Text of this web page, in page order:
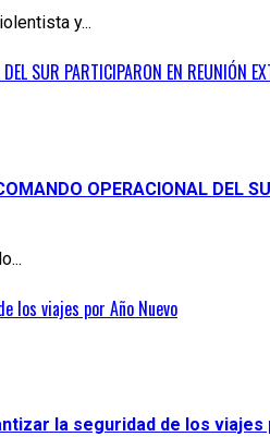
y...
SUR PARTICIPARON EN REUNIÓN
OPERACIONAL DEL
los viajes por Año Nuevo
la seguridad de los viajes